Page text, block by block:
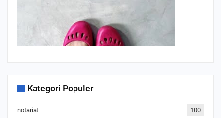
Kategori Populer
notariat 100